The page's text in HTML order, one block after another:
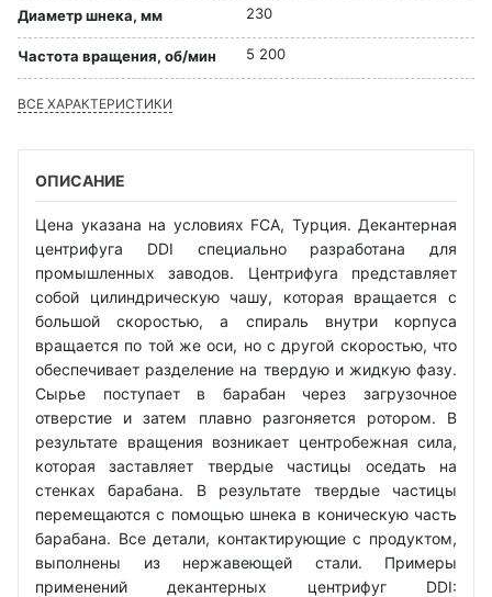
Диаметр шнека, мм 230
Частота вращения, об/мин 5 200
ВСЕ ХАРАКТЕРИСТИКИ
ОПИСАНИЕ
Цена указана на условиях FCA, Турция. Декантерная
центрифуга DDI специально разработана для
промышленных заводов. Центрифуга представляет
собой цилиндрическую чашу, которая вращается с
большой скоростью, а спираль внутри корпуса
вращается по той же оси, но с другой скоростью, что
обеспечивает разделение на твердую и жидкую фазу.
Сырье поступает в барабан через загрузочное
отверстие и затем плавно разгоняется ротором. В
результате вращения возникает центробежная сила,
которая заставляет твердые частицы оседать на
стенках барабана. В результате твердые частицы
перемещаются с помощью шнека в коническую часть
барабана. Все детали, контактирующие с продуктом,
выполнены из нержавеющей стали. Примеры
применений декантерных центрифуг DDI: